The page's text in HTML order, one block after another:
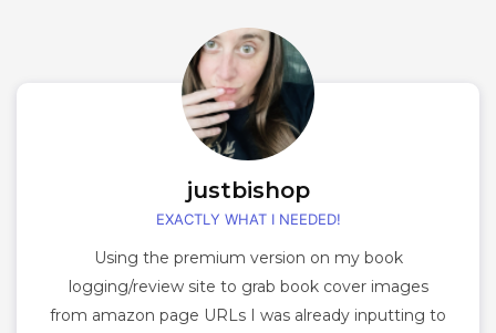
justbishop
EXACTLY WHAT I NEEDED!
Using the premium version on my book
logging/review site to grab book cover images
from amazon page URLs I was already inputting to